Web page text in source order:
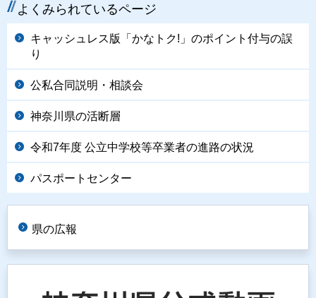
よくみられているページ
キャッシュレス版「かなトク!」のポイント付与の誤
り
公私合同説明・相談会
神奈川県の活断層
令和7年度 公立中学校等卒業者の進路の状況
パスポートセンター
県の広報